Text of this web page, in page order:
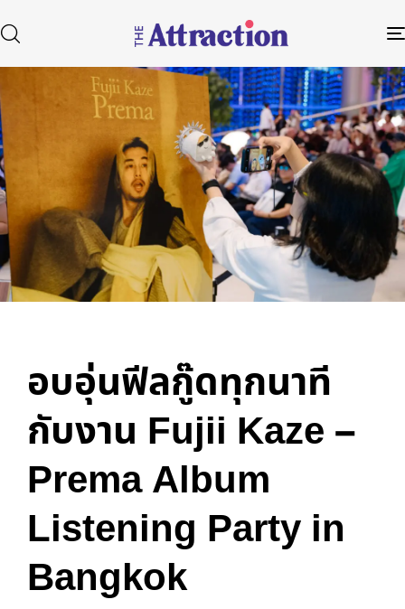
Type and hit enter
อบอุ่นฟีลกู๊ดทุกนาที
กับงาน Fujii Kaze –
Prema Album
Listening Party in
Bangkok
on:
in: